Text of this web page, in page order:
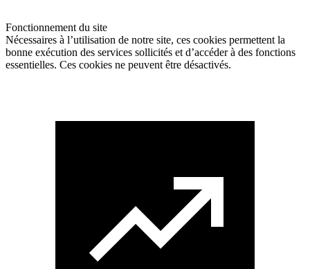
Fonctionnement du site
Nécessaires à l’utilisation de notre site, ces cookies permettent la
bonne exécution des services sollicités et d’accéder à des fonctions
essentielles. Ces cookies ne peuvent être désactivés.